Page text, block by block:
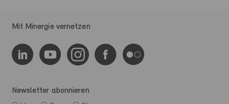
Mit Minergie vernetzen
Newsletter abonnieren